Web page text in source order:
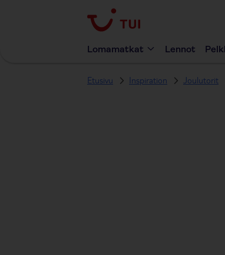
Lomamatkat Lennot
Etusivu Inspiration Joulutorit